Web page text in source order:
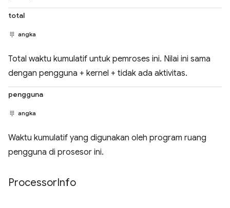
total
angka
Total waktu kumulatif untuk pemroses ini. Nilai ini sama
dengan pengguna + kernel + tidak ada aktivitas.
pengguna
angka
Waktu kumulatif yang digunakan oleh program ruang
pengguna di prosesor ini.
ProcessorInfo